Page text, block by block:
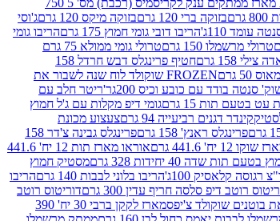
ABK מארז ממתקים ענק לקריסמיס (רכבת) מס' 5 750
בזוקה ברי 120 גרם בזוקה מיקס 120 גרם
ג'וסי
עומד 110ג' הריבו דובי גומי חמוץ 175 גרם
הריבו גומי
טרולי מרשמלו 150 גרם
טרולי גומי ממולא 75 גרם
158 גרם
חטיף פרינגלס דבש חרדל 158
גרם
FROZEN שוקולד לוח שנה לשבור את
סנטה בודד עם כובע וכיס 200גר'
ריטר חלב עם
בטעם תות 15 גרם
גומי דיפ מקלות עם ג'ל חמוץ
קינדר דגנים רביעייה 94 גרם
צעצוע מכונת
פרינגלס ראנץ' 158 גרם
פרינגלס גבינה צ'דר 158
12 יח' 441.6 גרם
אוראו מארז תות 12 יח' 441.6
תות שדה 40 יחידות 328 גרם
מסטיק חמוץ
רגוסה קלאסיק 100ג' הריבו בלוני לבבות 140 גרם
הריבו
רוטב דיפ סלסה חריף עדין 300 גרם
דוריטוס רוטב
בוטנים שוקולד צ'יפס
מארז לקקן ברבי 30 יח' 390